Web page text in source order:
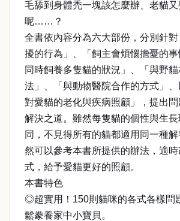
毛舔到身體禿一塊該怎麼辦、老貓
呢……？
全書依內容分為六大部份，分別針對
擾的行為」、「飼主會煩惱擔憂的
同時飼養多隻貓的狀況」、「與野
法」、「與動物醫院合作的方式」
對愛貓的老化與疾病照顧」，提出問
解決之道。雖然每隻貓的個性與生
同，不見得所有的貓都適用同一種
然可以參考本書所提供的辦法，適
式，給予愛貓更好的照顧。
本書特色
◎超實用！150則貓咪的各式各樣問
鬆豢養家中小寶貝。